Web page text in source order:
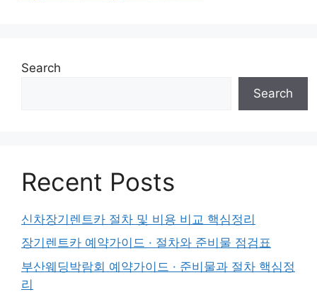
Search
Search
Recent Posts
신차장기렌트카 절차 및 비용 비교 핵심정리
장기렌트카 예약가이드 · 절차와 준비물 점검표
부산웨딩박람회 예약가이드 · 준비물과 절차 핵심정
리